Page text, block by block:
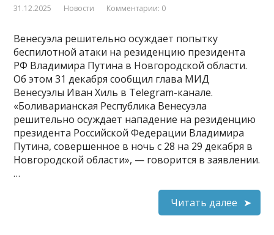
31.12.2025 Новости Комментарии: 0
Венесуэла решительно осуждает попытку
беспилотной атаки на резиденцию президента
РФ Владимира Путина в Новгородской области.
Об этом 31 декабря сообщил глава МИД
Венесуэлы Иван Хиль в Telegram-канале.
«Боливарианская Республика Венесуэла
решительно осуждает нападение на резиденцию
президента Российской Федерации Владимира
Путина, совершенное в ночь с 28 на 29 декабря в
Новгородской области», — говорится в заявлении.
…
Читать далее